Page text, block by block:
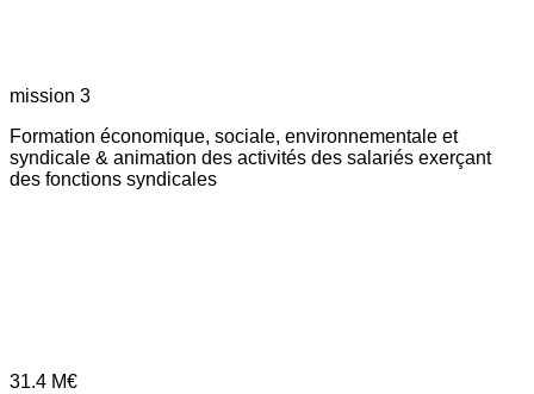
mission 3
Formation économique, sociale, environnementale et
syndicale & animation des activités des salariés exerçant
des fonctions syndicales
31.4 M€